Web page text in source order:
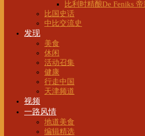
比利时精酿De Feniks
比国史话
中比交流史
发现
美食
休闲
活动召集
健康
行走中国
天津频道
视频
一路风情
地道美食
编辑精选